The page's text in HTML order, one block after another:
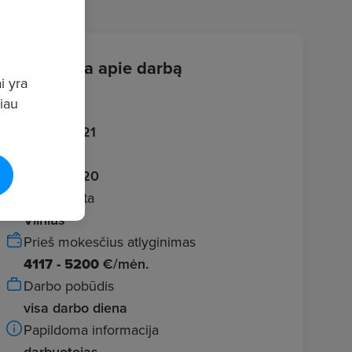
Informacija apie darbą
2026.05.21
2026.06.20
Darbo vieta
Vilnius
Prieš mokesčius atlyginimas
4117 - 5200 €/mėn.
Darbo pobūdis
visa darbo diena
Papildoma informacija
yra